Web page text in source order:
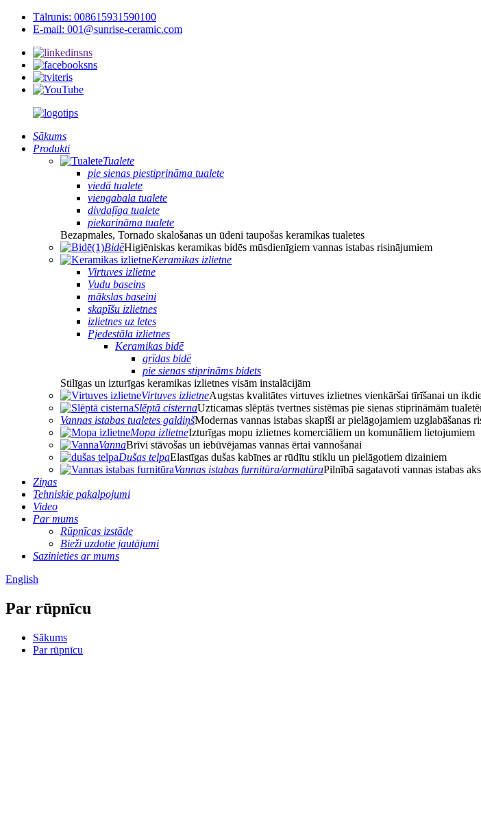
Tālrunis: 008615931590100
E-mail: 001@sunrise-ceramic.com
Sākums
Produkti
Tualete
pie sienas piestiprināma tualete
viedā tualete
viengabala tualete
divdaļīga tualete
piekarināma tualete
Bezapmales, Tornado skalošanas un ūdeni taupošas keramikas tualetes
BidēHigiēniskas keramikas bidēs mūsdienīgiem vannas istabas risinājumiem
Keramikas izlietne
Virtuves izlietne
Vudu baseins
mākslas baseini
skapīšu izlietnes
izlietnes uz letes
Pjedestāla izlietnes
Keramikas bidē
grīdas bidē
pie sienas stiprināms bidets
Stilīgas un izturīgas keramikas izlietnes visām instalācijām
Virtuves izlietneAugstas kvalitātes virtuves izlietnes vienkāršai tīrīšanai un
Slēptā cisternaUzticamas slēptās tvertnes sistēmas pie sienas stiprināmām
Vannas istabas tualetes galdiņšModernas vannas istabas skapīši ar pielāgojamiem uzglabāšanas
Mopa izlietneIzturīgas mopu izlietnes komerciāliem un komunāliem lietojumiem
VannaBrīvi stāvošas un iebūvējamas vannas ērtai vannošanai
Dušas telpaElastīgas dušas kabīnes ar rūdītu stiklu un pielāgotiem dizainiem
Vannas istabas furnitūra/armatūraPilnībā sagatavoti vannas istabas
Ziņas
Tehniskie pakalpojumi
Video
Par mums
Rūpnīcas izstāde
Bieži uzdotie jautājumi
Sazinieties ar mums
English
Par rūpnīcu
Sākums
Par rūpnīcu